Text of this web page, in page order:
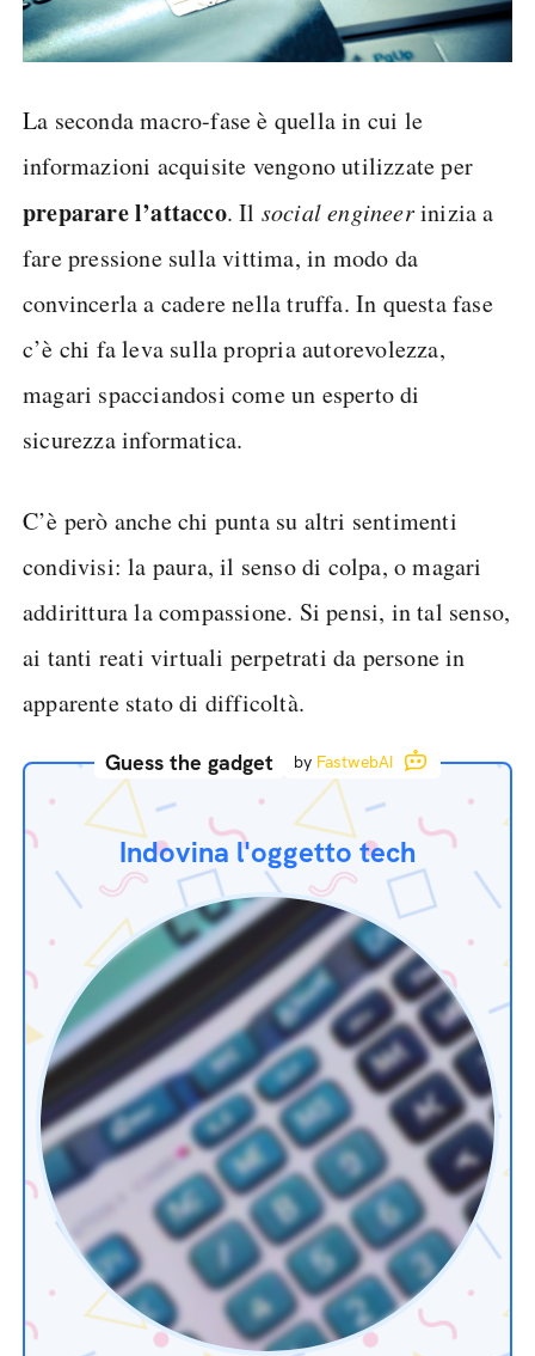
La seconda macro-fase è quella in cui le
informazioni acquisite vengono utilizzate per
preparare l’attacco. Il social engineerinizia a
fare pressione sulla vittima, in modo da
convincerla a cadere nella truffa. In questa fase
c’è chi fa leva sulla propria autorevolezza,
magari spacciandosi come un esperto di
sicurezza informatica.
C’è però anche chi punta su altri sentimenti
condivisi: la paura, il senso di colpa, o magari
addirittura la compassione. Si pensi, in tal senso,
ai tanti reati virtuali perpetrati da persone in
apparente stato di difficoltà.
Guess the gadget by FastwebAI
Indovina l'oggetto tech